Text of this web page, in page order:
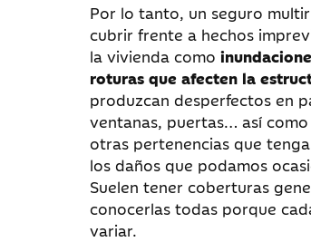
Por lo tanto, un seguro
cubrir frente a hechos
la vivienda como
roturas que afecten la
produzcan desperfectos en
ventanas, puertas… así
otras pertenencias que
los daños que podamos
Suelen tener coberturas
conocerlas todas porque
variar.